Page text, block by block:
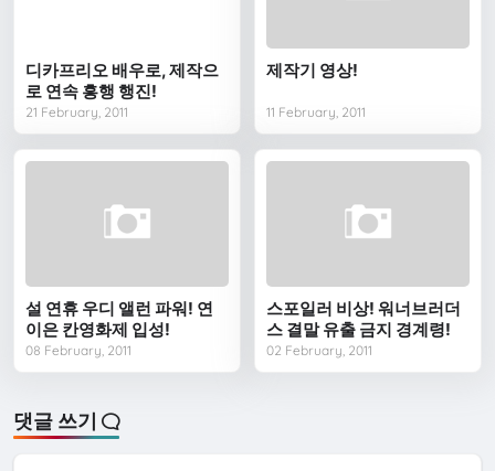
디카프리오 배우로, 제작으
로 연속 흥행 행진!
21 February, 2011
제작기 영상!
11 February, 2011
설 연휴 우디 앨런 파워! 연
이은 칸영화제 입성!
08 February, 2011
스포일러 비상! 워너브러더
스 결말 유출 금지 경계령!
02 February, 2011
댓글 쓰기